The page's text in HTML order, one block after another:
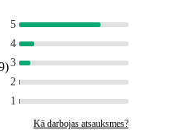
)
5
4
3
2
1
Kā darbojas atsauksmes?